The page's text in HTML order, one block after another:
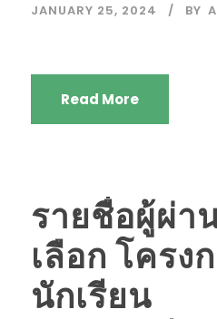
JANUARY 25, 2024 BY
Read More
รายชื่อผู้ผ่า
เลือก โครง
นักเรียน